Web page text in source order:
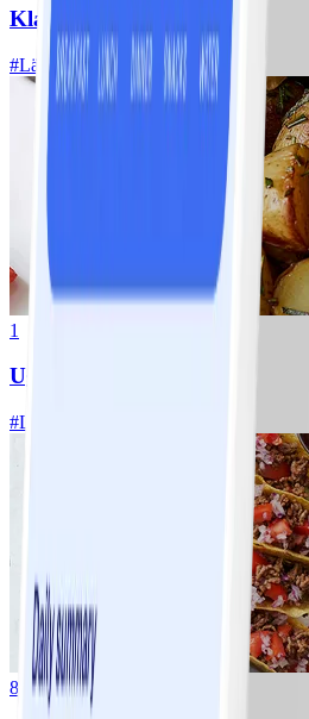
Klassisk vitkålssallad
#Lätt 20 MIN
1
Ugnsrostad potatis
#Lätt
8